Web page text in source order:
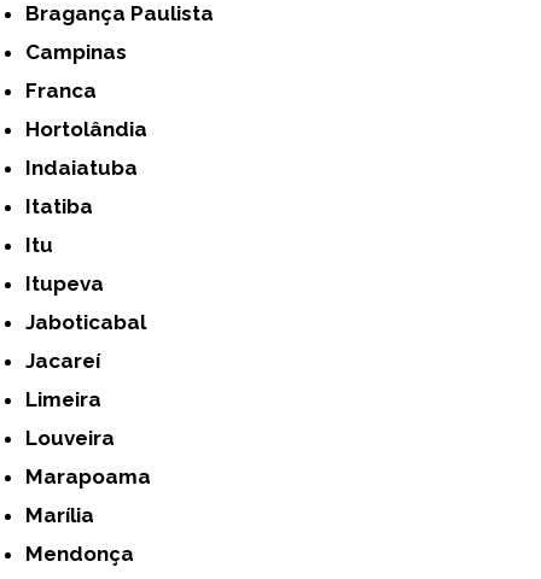
Bragança Paulista
Campinas
Franca
Hortolândia
Indaiatuba
Itatiba
Itu
Itupeva
Jaboticabal
Jacareí
Limeira
Louveira
Marapoama
Marília
Mendonça